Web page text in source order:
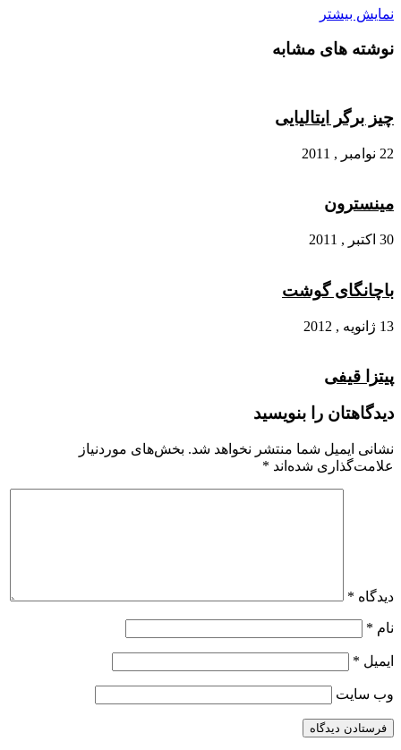
نمایش بیشتر
نوشته های مشابه
چیز برگر ایتالیایی
22 نوامبر , 2011
مینسترون
30 اکتبر , 2011
باچانگای گوشت
13 ژانویه , 2012
پیتزا قیفی
دیدگاهتان را بنویسید
نشانی ایمیل شما منتشر نخواهد شد. بخش‌های موردنیاز
علامت‌گذاری شده‌اند *
دیدگاه *
نام *
ایمیل *
وب‌ سایت